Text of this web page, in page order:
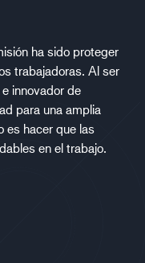
ha sido proteger
trabajadoras. Al ser
innovador de
para una amplia
es hacer que las
en el trabajo.